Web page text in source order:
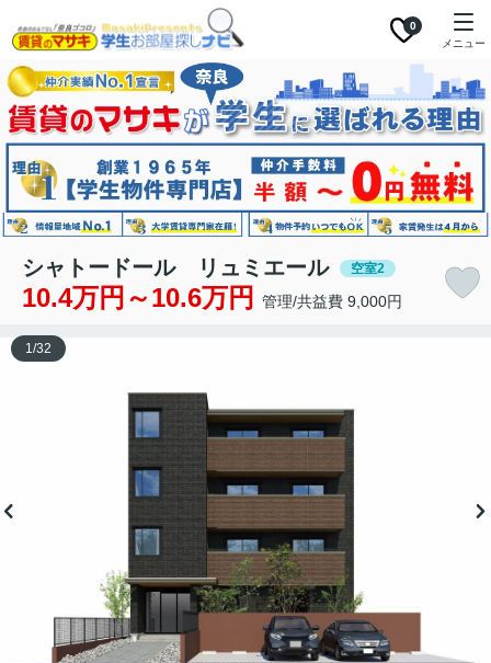
0
メニュー
シャトードール リュミエール 空室2
10.4万円～10.6万円 管理/共益費 9,000円
1/32